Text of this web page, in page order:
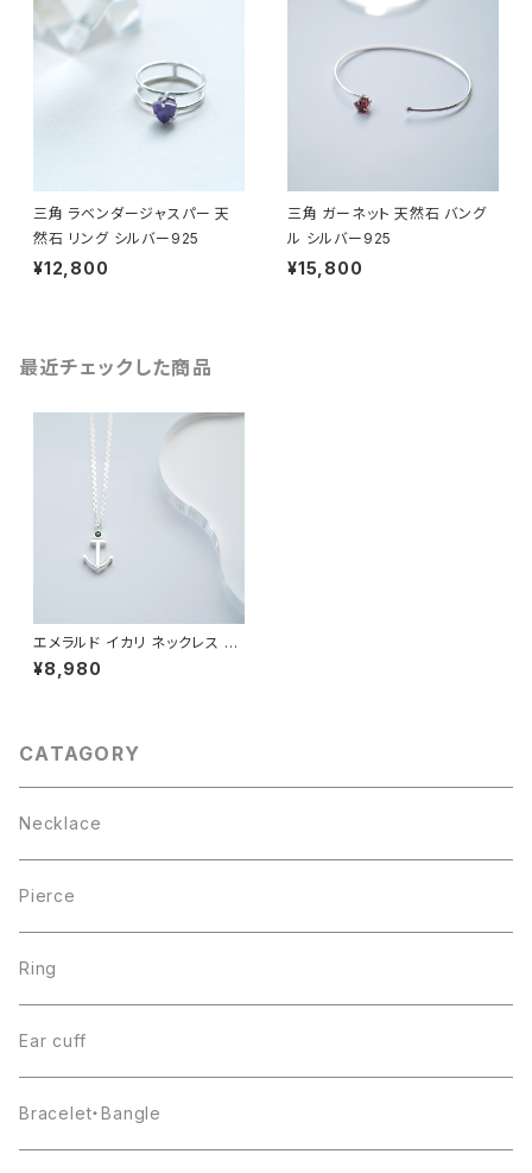
三角 ラベンダージャスパー 天
然石 リング シルバー925
¥12,800
三角 ガーネット 天然石 バング
ル シルバー925
¥15,800
最近チェックした商品
エメラルド イカリ ネックレス シ
ルバー925
¥8,980
CATAGORY
Necklace
Pierce
Ring
Ear cuff
Bracelet・Bangle